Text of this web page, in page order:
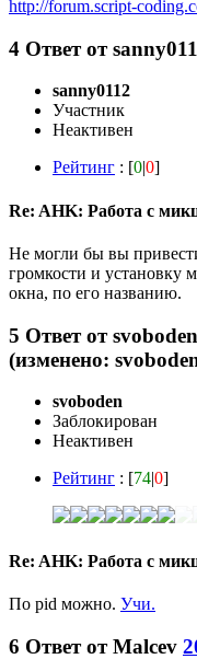
http://forum.script-
4 Ответ от
sanny0112
Участник
Неактивен
Рейтинг : [0|0]
Re: AHK: Работа с
Не могли бы вы
громкости и установку
окна, по его названию.
5 Ответ отsvoboden
(изменено:
svoboden
Заблокирован
Неактивен
Рейтинг : [74|0]
Re: AHK: Работа с
По pid можно. Учи.
6 Ответ отMalcev